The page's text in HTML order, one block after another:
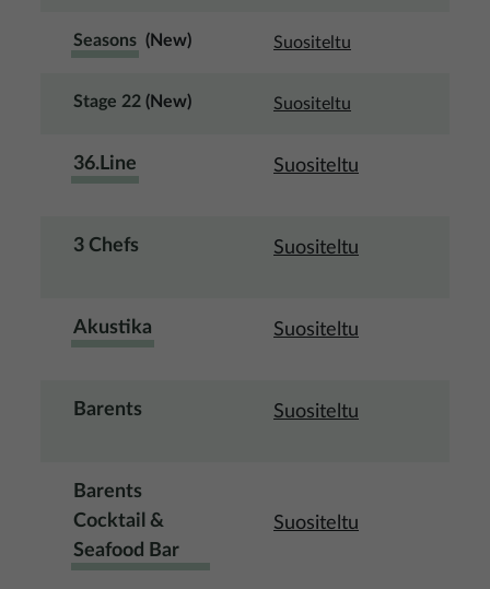
Seasons (New) Suositeltu
Stage 22 (New) Suositeltu
36.Line Suositeltu
3 Chefs Suositeltu
Akustika Suositeltu
Barents Suositeltu
Barents
Cocktail &
Seafood Bar
Suositeltu